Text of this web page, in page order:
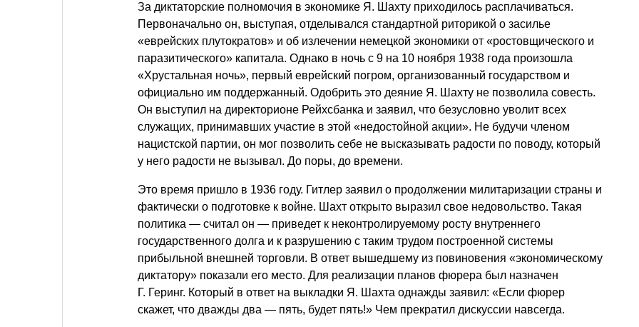
За диктаторские полномочия в экономике Я. Шахту приходилось расплачиваться.
Первоначально он, выступая, отделывался стандартной риторикой о засилье
«еврейских плутократов» и об излечении немецкой экономики от «ростовщического и
паразитического» капитала. Однако в ночь с 9 на 10 ноября 1938 года произошла
«Хрустальная ночь», первый еврейский погром, организованный государством и
официально им поддержанный. Одобрить это деяние Я. Шахту не позволила совесть.
Он выступил на директорионе Рейхсбанка и заявил, что безусловно уволит всех
служащих, принимавших участие в этой «недостойной акции». Не будучи членом
нацистской партии, он мог позволить себе не высказывать радости по поводу, который
у него радости не вызывал. До поры, до времени.
Это время пришло в 1936 году. Гитлер заявил о продолжении милитаризации страны и
фактически о подготовке к войне. Шахт открыто выразил свое недовольство. Такая
политика — считал он — приведет к неконтролируемому росту внутреннего
государственного долга и к разрушению с таким трудом построенной системы
прибыльной внешней торговли. В ответ вышедшему из повиновения «экономическому
диктатору» показали его место. Для реализации планов фюрера был назначен
Г. Геринг. Который в ответ на выкладки Я. Шахта однажды заявил: «Если фюрер
скажет, что дважды два — пять, будет пять!» Чем прекратил дискуссии навсегда.